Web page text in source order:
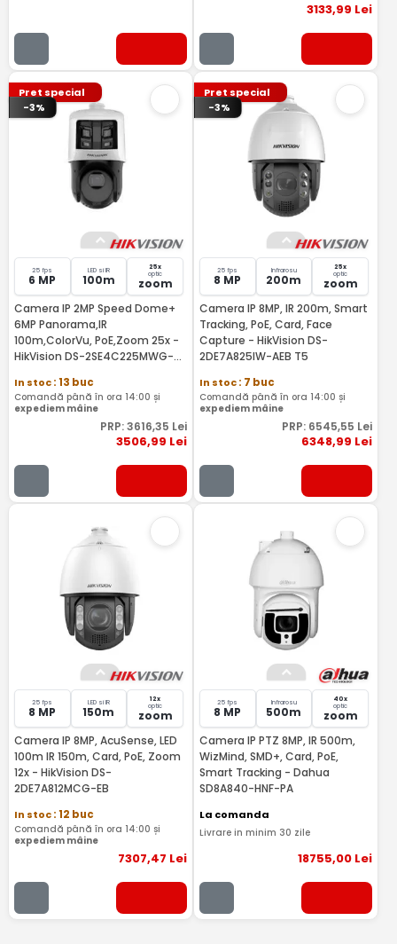
3133,99 Lei
Pret special
-3%
25 fps
6 MP
LED si IR
100m
25x
optic
zoom
Camera IP 2MP Speed Dome+
6MP Panorama,IR
100m,ColorVu, PoE,Zoom 25x -
HikVision DS-2SE4C225MWG-
In stoc: 13 buc
Comandă până în ora 14:00 și
expediem mâine
PRP:3616,35 Lei
3506,99 Lei
Pret special
-3%
25 fps
8 MP
Infrarosu
200m
25x
optic
zoom
Camera IP 8MP, IR 200m, Smart
Tracking, PoE, Card, Face
Capture - HikVision DS-
2DE7A825IW-AEB T5
In stoc: 7 buc
Comandă până în ora 14:00 și
expediem mâine
PRP: 6545,55 Lei
6348,99 Lei
25 fps
8 MP
LED si IR
150m
12x
optic
zoom
Camera IP 8MP, AcuSense, LED
100m IR 150m, Card, PoE, Zoom
12x - HikVision DS-
2DE7A812MCG-EB
In stoc: 12 buc
Comandă până în ora 14:00 și
expediem mâine
7307,47 Lei
25 fps
8 MP
Infrarosu
500m
40x
optic
zoom
Camera IP PTZ 8MP, IR 500m,
WizMind, SMD+, Card, PoE,
Smart Tracking - Dahua
SD8A840-HNF-PA
La comanda
Livrare in minim 30 zile
18755,00 Lei